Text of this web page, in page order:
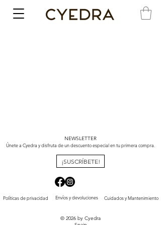
NEWSLETTER
Únete a Cyedra y disfruta de un descuento especial en tu primera compra.
¡SUSCRÍBETE!
Políticas de privacidad Envíos y devoluciones Cuidados y Mantenimiento
© 2026 by Cyedra